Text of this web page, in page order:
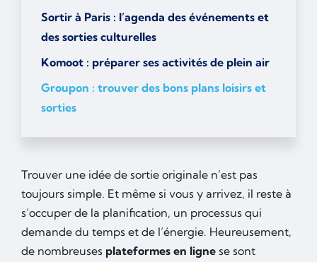
Sortir à Paris : l’agenda des événements et
des sorties culturelles
Komoot : préparer ses activités de plein air
Groupon : trouver des bons plans loisirs et
sorties
Trouver une idée de sortie originale n’est pas
toujours simple. Et même si vous y arrivez, il reste à
s’occuper de la planification, un processus qui
demande du temps et de l’énergie. Heureusement,
de nombreuses plateformes en ligne se sont